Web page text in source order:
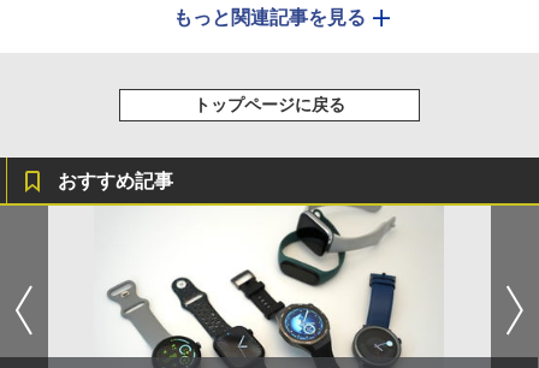
もっと関連記事を見る
トップページに戻る
おすすめ記事